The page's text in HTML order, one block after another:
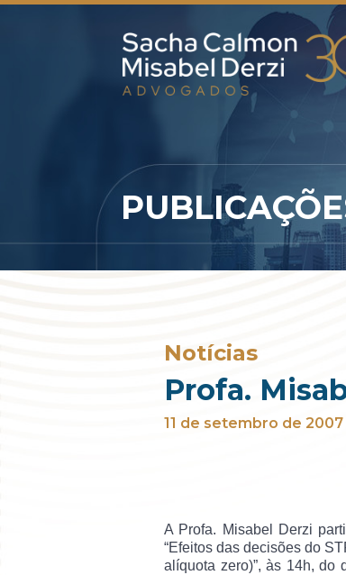
Notícias
Profa.
11 de setembro de 2007
A Profa. Misabel Derzi
“Efeitos das decisões do
alíquota zero)”, às 14h, do